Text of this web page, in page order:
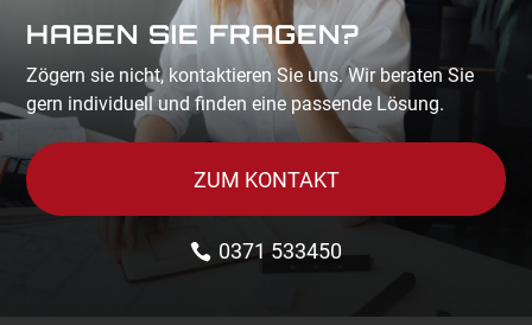
HABEN SIE FRAGEN?
Zögern sie nicht, kontaktieren Sie uns. Wir beraten Sie
gern individuell und finden eine passende Lösung.
ZUM KONTAKT
0371 533450